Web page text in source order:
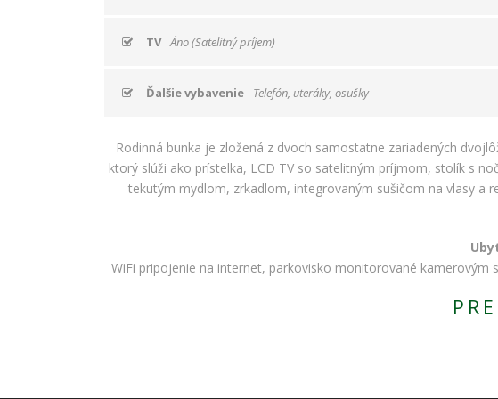
TV Áno (Satelitný príjem)
Ďalšie vybavenie Telefón, uteráky, osušky
Rodinná bunka je zložená z dvoch samostatne zariadených
ktorý slúži ako prístelka, LCD TV so satelitným príjmom, stolík s
tekutým mydlom, zrkadlom, integrovaným sušičom na vlasy a
WiFi pripojenie na internet, parkovisko monitorované